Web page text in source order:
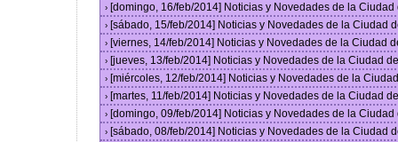
› [domingo, 16/feb/2014] Noticias y Novedades de la
› [sábado, 15/feb/2014] Noticias y Novedades de la Ciudad
› [viernes, 14/feb/2014] Noticias y Novedades de la Ciudad
› [jueves, 13/feb/2014] Noticias y Novedades de la Ciudad
› [miércoles, 12/feb/2014] Noticias y Novedades de la
› [martes, 11/feb/2014] Noticias y Novedades de la Ciudad
› [domingo, 09/feb/2014] Noticias y Novedades de la
› [sábado, 08/feb/2014] Noticias y Novedades de la Ciudad